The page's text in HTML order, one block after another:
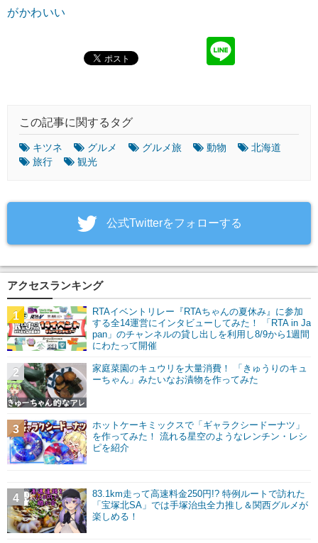
がかわいい
この記事に関するタグ
キツネ グルメ グルメ旅 動物
北海道
旅行
観光
‎公式Twitterをフォローする
アクセスランキング
RTAイベントリレー『RTAちゃんの夏休み』に参加
する全14運営にインタビューしてみた！ 「RTA in Ja
pan」のチャンネルの貸し出しを利用し8/9から1週間
にわたって開催
1
家庭菜園のキュウリを大量消費！ 「きゅうりのキュ
ーちゃん」みたいなお漬物を作ってみた
2
ホットケーキミックスで「ギャラクシードーナツ」
を作ってみた！ 流れる星空のようなレンチン・レシ
ピを紹介
3
83.1km走って高速料金250円!? 特例ルートで訪れた
「宝塚北SA」では手塚治虫全力推し＆関西グルメが
楽しめる！
4